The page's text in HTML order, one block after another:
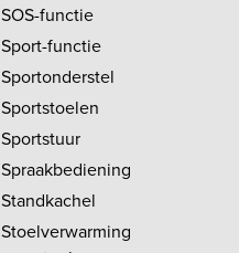
SOS-functie
Sport-functie
Sportonderstel
Sportstoelen
Sportstuur
Spraakbediening
Standkachel
Stoelverwarming